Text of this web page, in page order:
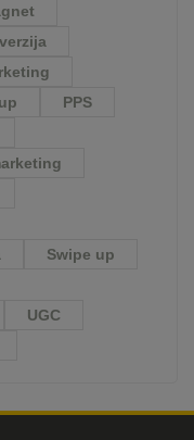
PPS
Swipe up
UGC